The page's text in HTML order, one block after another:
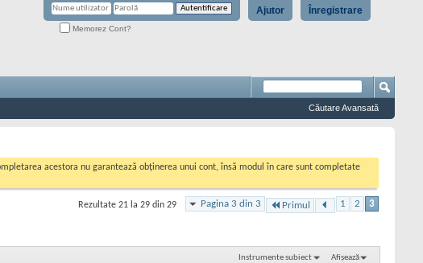
Înregistrare
Ajutor
Memorez Cont?
Căutare Avansată
acestora nu garantează obținerea unui cont, însă modul în care sunt completate
Pagina 3 din 3 Primul 1 2 3
Rezultate 21 la 29 din 29
Instrumente subiect Afișează